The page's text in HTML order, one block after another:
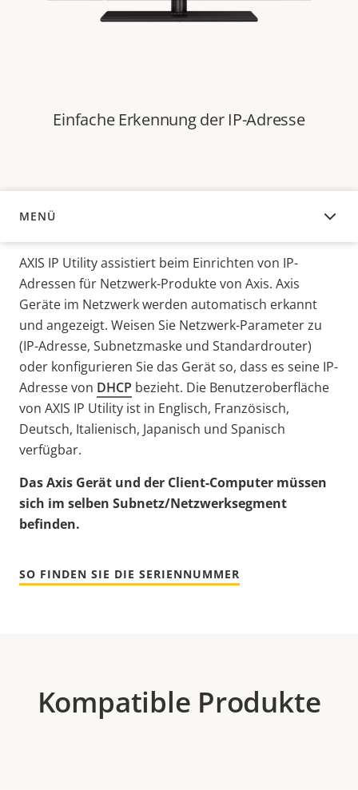
Einfache Erkennung der IP-Adresse
MENÜ
ÜBERSICHT
AXIS IP Utility assistiert beim Einrichten von IP-
Adressen für Netzwerk-Produkte von Axis. Axis
Geräte im Netzwerk werden automatisch erkannt
und angezeigt. Weisen Sie Netzwerk-Parameter zu
(IP-Adresse, Subnetzmaske und Standardrouter)
oder konfigurieren Sie das Gerät so, dass es seine IP-
Adresse von DHCP bezieht. Die Benutzeroberfläche
von AXIS IP Utility ist in Englisch, Französisch,
Deutsch, Italienisch, Japanisch und Spanisch
verfügbar.
Das Axis Gerät und der Client-Computer müssen
sich im selben Subnetz/Netzwerksegment
befinden.
SO FINDEN SIE DIE SERIENNUMMER
Kompatible Produkte